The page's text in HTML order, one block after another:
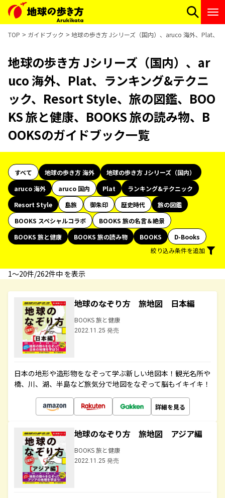
TOP ガイドブック 地球の歩き方 Jシリーズ（国内）、aruco 海外、Plat、
地球の歩き方 Jシリーズ（国内）、ar
uco 海外、Plat、ランキング&テクニ
ック、Resort Style、旅の図鑑、BOO
KS 旅と健康、BOOKS 旅の読み物、B
OOKSのガイドブック一覧
すべて 地球の歩き方 海外
地球の歩き方 Jシリーズ（国内）
aruco 海外
aruco 国内 Plat
ランキング&テクニック
Resort Style
島旅 御朱印 歴史時代
旅の図鑑
BOOKS スペシャルコラボ
BOOKS 旅の名言＆絶景
BOOKS 旅と健康
BOOKS 旅の読み物 BOOKS
D-Books
絞り込み条件を追加
1〜20件/262件中 を表示
地球のなぞり方 旅地図 日本編
BOOKS 旅と健康
2022.11.25 発売
日本の地形や造形物をなぞって学ぶ新しい地図本！観光名所や
橋、川、湖、半島など旅気分で地図をなぞって脳もイキイキ！
詳細を見る
地球のなぞり方 旅地図 アジア編
BOOKS 旅と健康
2022.11.25 発売